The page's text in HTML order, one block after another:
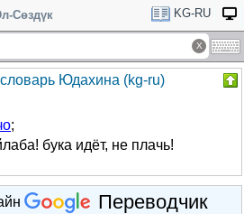
Сөздүк KG-RU
словарь Юдахина (kg-ru)
;
бука идёт, не плачь!
Переводчик